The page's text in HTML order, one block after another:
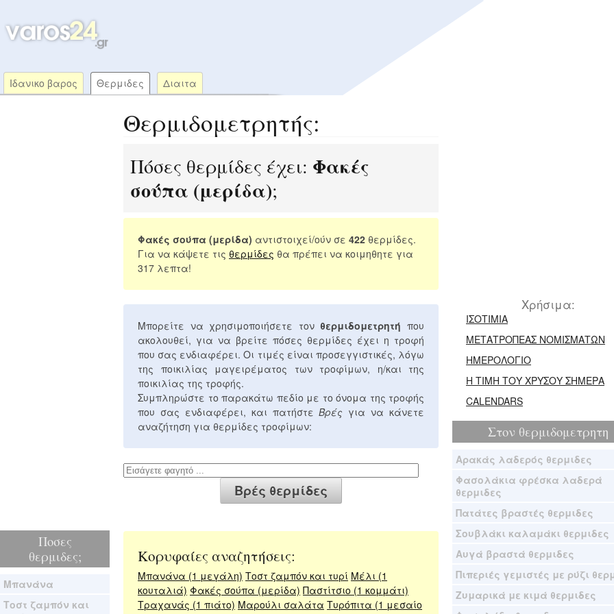
Ιδανικο βαρος Θερμιδες Διαιτα
Ποσες
θερμιδες;
Μπανάνα
Τοστ ζαμπόν και
Θερμιδομετρητής:
Πόσες θερμίδες έχει: Φακές
σούπα (μερίδα);
Φακές σούπα (μερίδα) αντιστοιχεί/ούν σε 422 θερμίδες.
Για να κάψετε τις θερμίδες θα πρέπει να κοιμηθητε για
317 λεπτα!
Μπορείτε να χρησιμοποιήσετε τονθερμιδομετρητή που
ακολουθεί, για να βρείτε πόσες θερμίδες έχει η τροφή
που σας ενδιαφέρει. Οι τιμές είναι προσεγγιστικές, λόγω
της ποικιλίας μαγειρέματος των τροφίμων, η/και της
ποικιλίας της τροφής.
Συμπληρώστε το παρακάτω πεδίο με το όνομα της τροφής
που σας ενδιαφέρει, και πατήστεΒρές για να κάνετε
αναζήτηση για θερμίδες τροφίμων:
Κορυφαίες αναζητήσεις:
Μπανάνα (1 μεγάλη) Τοστ ζαμπόν και τυρί Μέλι (1
κουταλιά) Φακές σούπα (μερίδα) Παστίτσιο (1 κομμάτι)
Τραχανάς (1 πιάτο) Μαρούλι σαλάτα Τυρόπιτα (1 μεσαίο
Χρήσιμα:
ΙΣΟΤΙΜΙΑ
ΜΕΤΑΤΡΟΠΕΑΣ ΝΟΜΙΣΜΑΤΩΝ
ΗΜΕΡΟΛΟΓΙΟ
Η ΤΙΜΗ ΤΟΥ ΧΡΥΣΟΥ ΣΗΜΕΡΑ
CALENDARS
Στον θερμιδομετρητη
Αρακάς λαδερός θερμιδες
Φασολάκια φρέσκα λαδερά
θερμιδες
Πατάτες βραστές θερμιδες
Σουβλάκι καλαμάκι θερμιδες
Αυγά βραστά θερμιδες
Πιπεριές γεμιστές με ρύζι
Ζυμαρικά με κιμά θερμιδες